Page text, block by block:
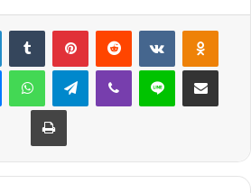
LinkedInTumblr PinterestReddit VKontakte
MessengerWhatsAppTelegramViber Line E-Posta ile
Yazdır